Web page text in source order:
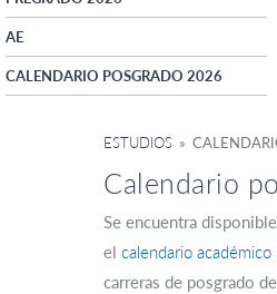
AE
CALENDARIO POSGRADO 2026
ESTUDIOS »
Calendario
Se encuentra
el calendario
carreras de posgrado